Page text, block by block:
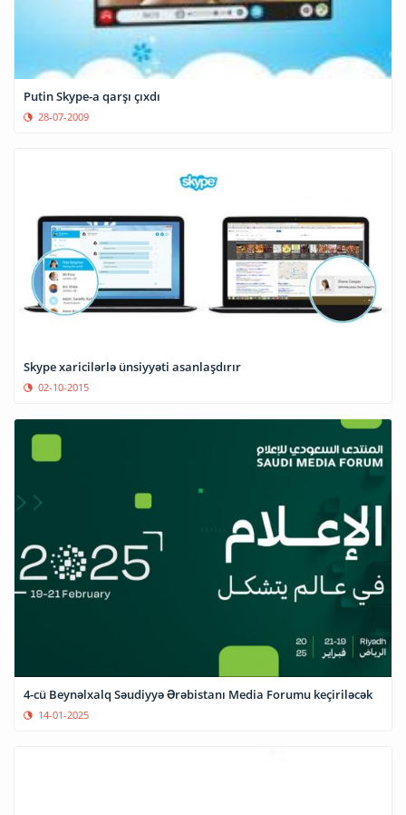
Putin Skype-a qarşı çıxdı
28-07-2009
Skype xaricilərlə ünsiyyəti asanlaşdırır
02-10-2015
4-cü Beynəlxalq Səudiyyə Ərəbistanı Media Forumu keçiriləcək
14-01-2025